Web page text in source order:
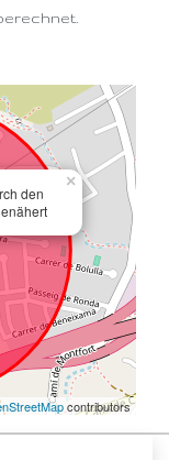
den
×
contributors